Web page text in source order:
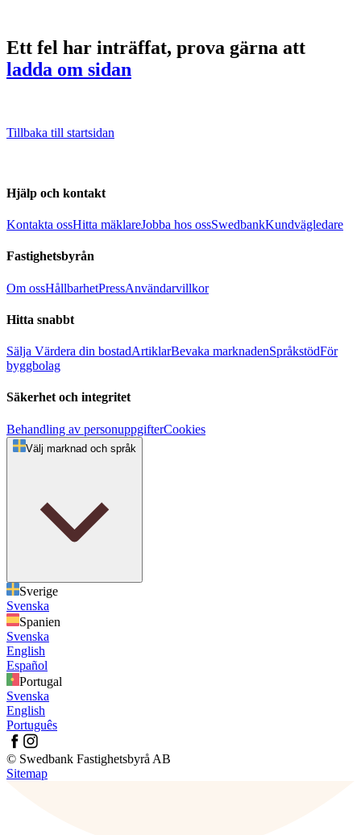
Ett fel har inträffat, prova gärna att
ladda om sidan
Tillbaka till startsidan
Hjälp och kontakt
Kontakta ossHitta mäklareJobba hos ossSwedbankKundvägledare
Fastighetsbyrån
Om ossHållbarhetPressAnvändarvillkor
Hitta snabbt
Sälja Värdera din bostadArtiklarBevaka marknadenSpråkstödFör
byggbolag
Säkerhet och integritet
Behandling av personuppgifterCookies
Välj marknad och språk
Sverige
Svenska
Spanien
Svenska
English
Español
Portugal
Svenska
English
Português
© Swedbank Fastighetsbyrå AB
Sitemap